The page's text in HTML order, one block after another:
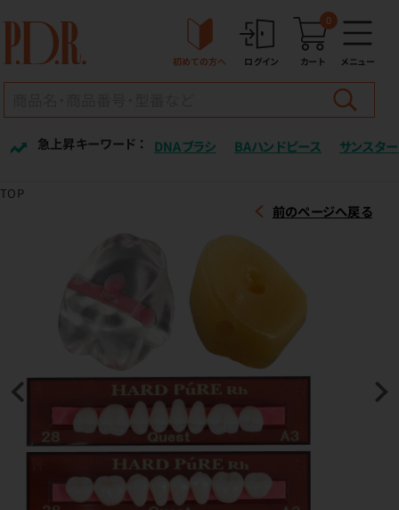
初めての方へ ログイン カート
0
メニュー
急上昇キーワード ： DNAブラシ BAハンドピース サンスター
TOP
前のページへ戻る